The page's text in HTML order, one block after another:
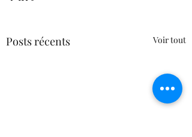
Posts récents Voir tout